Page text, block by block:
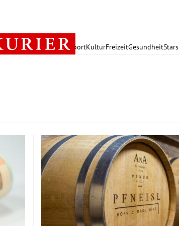
PolitikWirtschaft SportKulturFreizeitGesundheitStars